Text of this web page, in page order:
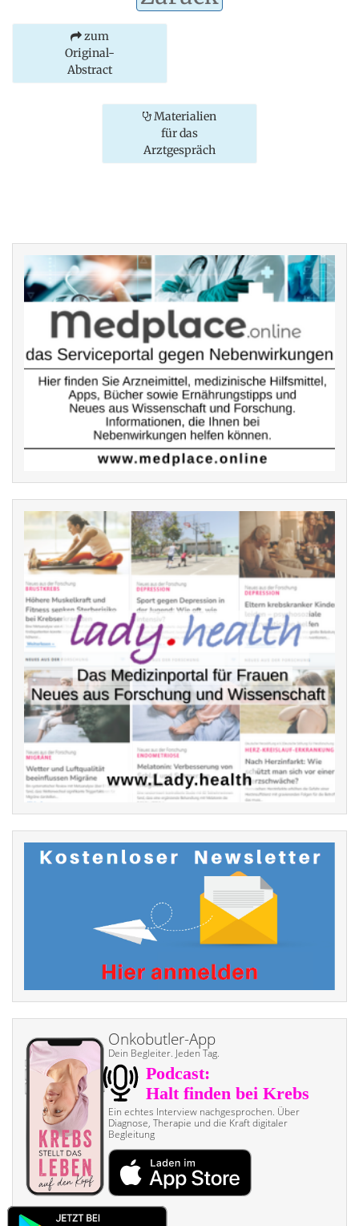
zum
Original-
Abstract
Materialien
für das
Arztgespräch
Onkobutler-App
Dein Begleiter. Jeden Tag.
Ein echtes Interview nach­gesprochen. Über
Diagnose, Therapie und die Kraft digitaler
Begleitung